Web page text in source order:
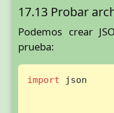
17.13 Probar
Podemos crear
prueba:
import json